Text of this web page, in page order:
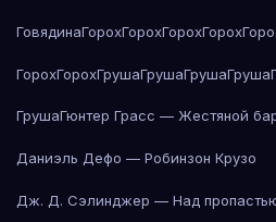
ГовядинаГорохГорохГорохГорох
ГорохГорохГрушаГрушаГрушаГруша
ГрушаГюнтер Грасс — Жестяной
Даниэль Дефо — Робинзон Крузо
Дж. Д. Сэлинджер — Над